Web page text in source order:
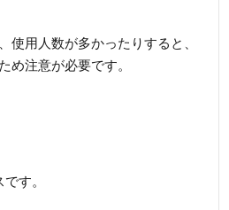
使用人数が多かったりすると、
め注意が必要です。
す。